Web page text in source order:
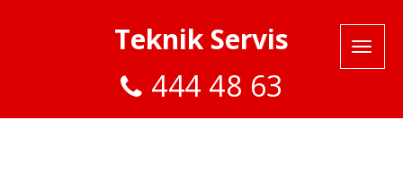
Teknik Servis
444 48 63